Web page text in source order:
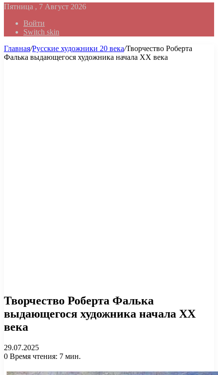
Пятница , 7 Август 2026
Войти
Switch skin
Главная/Русские художники 20 века/Творчество Роберта
Фалька выдающегося художника начала XX века
Творчество Роберта Фалька
выдающегося художника начала XX
века
29.07.2025
0 Время чтения: 7 мин.